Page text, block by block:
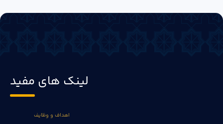
لینک های مفید
اهداف و وظایف